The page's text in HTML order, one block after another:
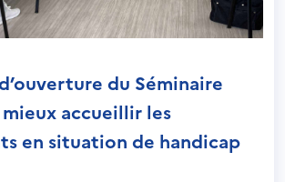
du Séminaire
accueillir les
en situation de handicap